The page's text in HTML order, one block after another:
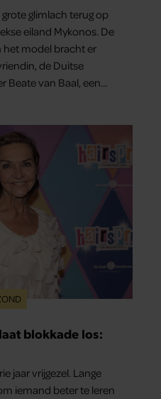
glimlach terug op
eiland Mykonos. De
het model bracht er
de Duitse
Beate van Baal, een
hoe bijzonder de reis
blokkade los:
jaar vrijgezel. Lange
iemand beter te leren